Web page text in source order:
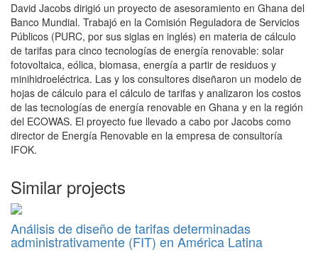
David Jacobs dirigió un proyecto de asesoramiento en Ghana del
Banco Mundial. Trabajó en la Comisión Reguladora de Servicios
Públicos (PURC, por sus siglas en inglés) en materia de cálculo
de tarifas para cinco tecnologías de energía renovable: solar
fotovoltaica, eólica, biomasa, energía a partir de residuos y
minihidroeléctrica. Las y los consultores diseñaron un modelo de
hojas de cálculo para el cálculo de tarifas y analizaron los costos
de las tecnologías de energía renovable en Ghana y en la región
del ECOWAS. El proyecto fue llevado a cabo por Jacobs como
director de Energía Renovable en la empresa de consultoría
IFOK.
Similar projects
Análisis de diseño de tarifas determinadas
administrativamente (FIT) en América Latina